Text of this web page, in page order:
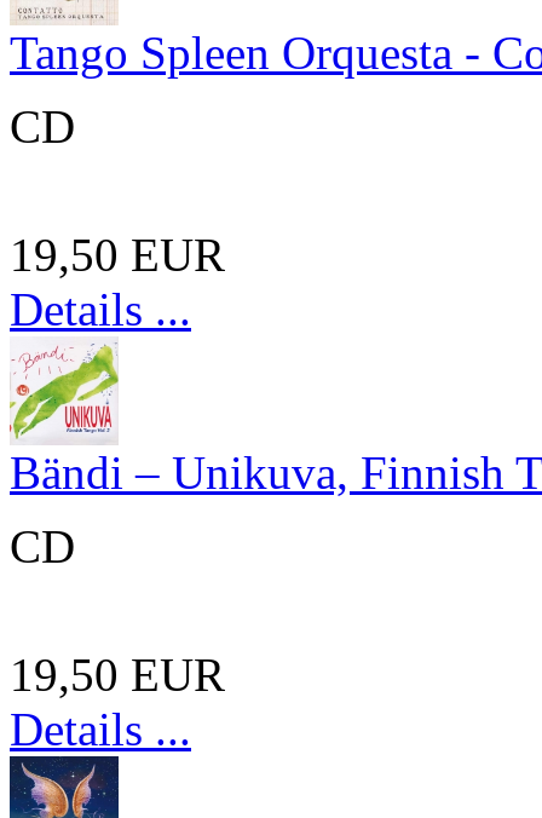
Tango Spleen Orquesta -
CD
19,50 EUR
Details ...
Bändi – Unikuva, Finnish
CD
19,50 EUR
Details ...